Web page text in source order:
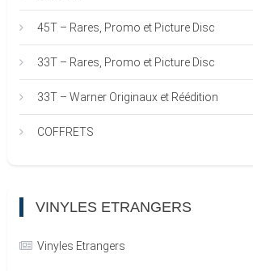
45T – Rares, Promo et Picture Disc
33T – Rares, Promo et Picture Disc
33T – Warner Originaux et Réédition
COFFRETS
VINYLES ETRANGERS
Vinyles Etrangers